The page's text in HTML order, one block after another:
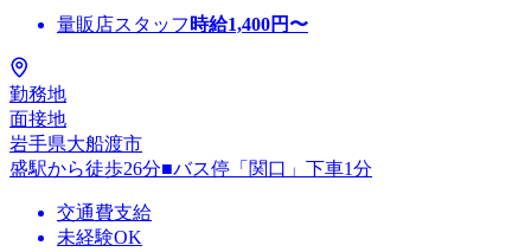
量販店スタッフ 時給1,400円〜
勤務地
面接地
岩手県大船渡市
盛駅から徒歩26分■バス停「関口」下車1分
交通費支給
未経験OK